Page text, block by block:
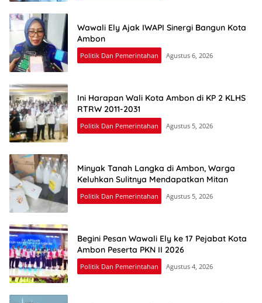
Wawali Ely Ajak IWAPI Sinergi Bangun Kota
Ambon
Politik Dan Pemerintahan Agustus 6, 2026
Ini Harapan Wali Kota Ambon di KP 2 KLHS
RTRW 2011-2031
Politik Dan Pemerintahan Agustus 5, 2026
Minyak Tanah Langka di Ambon, Warga
Keluhkan Sulitnya Mendapatkan Mitan
Politik Dan Pemerintahan Agustus 5, 2026
Begini Pesan Wawali Ely ke 17 Pejabat Kota
Ambon Peserta PKN II 2026
Politik Dan Pemerintahan Agustus 4, 2026